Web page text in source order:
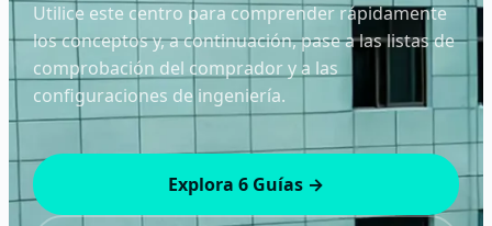
Utilice este centro para comprender rápidamente
los conceptos y, a continuación, pase a las listas de
comprobación del comprador y a las
configuraciones de ingeniería.
Explora 6 Guías →